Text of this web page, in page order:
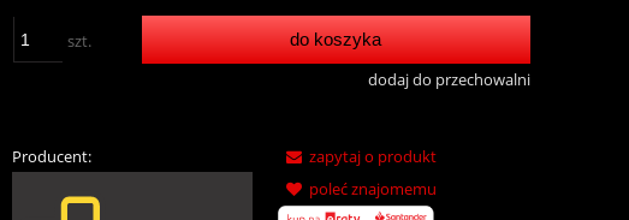
szt. do koszyka
dodaj do przechowalni
Producent:
zapytaj o produkt
poleć znajomemu